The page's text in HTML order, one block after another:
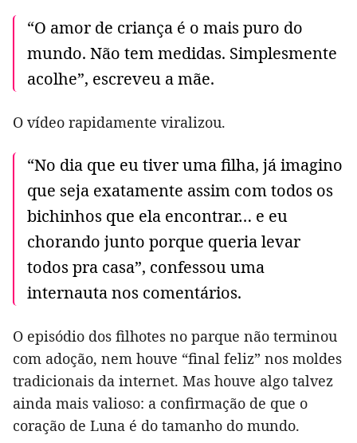
“O amor de criança é o mais puro do
mundo. Não tem medidas. Simplesmente
acolhe”, escreveu a mãe.
O vídeo rapidamente viralizou.
“No dia que eu tiver uma filha, já imagino
que seja exatamente assim com todos os
bichinhos que ela encontrar… e eu
chorando junto porque queria levar
todos pra casa”, confessou uma
internauta nos comentários.
O episódio dos filhotes no parque não terminou
com adoção, nem houve “final feliz” nos moldes
tradicionais da internet. Mas houve algo talvez
ainda mais valioso: a confirmação de que o
coração de Luna é do tamanho do mundo.